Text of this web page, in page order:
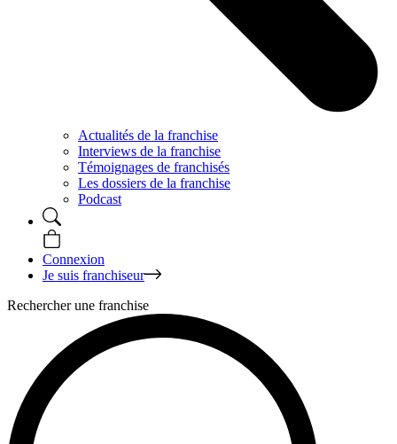
Actualités de la franchise
Interviews de la franchise
Témoignages de franchisés
Les dossiers de la franchise
Podcast
Connexion
Je suis franchiseur
Rechercher une franchise